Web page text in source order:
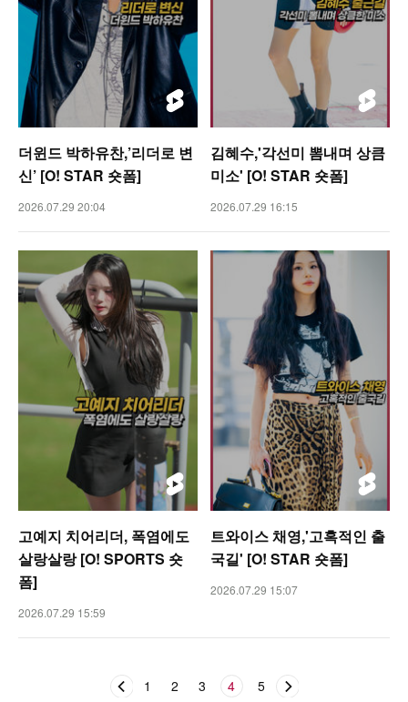
더윈드 박하유찬,’리더로 변
신’ [O! STAR 숏폼]
2026.07.29 20:04
김혜수,'각선미 뽐내며 상큼
미소' [O! STAR 숏폼]
2026.07.29 16:15
고예지 치어리더, 폭염에도
살랑살랑 [O! SPORTS 숏
폼]
2026.07.29 15:59
트와이스 채영,'고혹적인 출
국길' [O! STAR 숏폼]
2026.07.29 15:07
1 2 3 4 5